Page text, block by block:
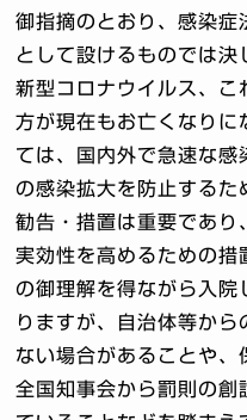
御指摘のとおり、感染症
として設けるものでは決
新型コロナウイルス、こ
方が現在もお亡くなりに
ては、国内外で急速な感
の感染拡大を防止するた
勧告・措置は重要であり
実効性を高めるための措
の御理解を得ながら入院
りますが、自治体等から
ない場合があることや、
全国知事会から罰則の創